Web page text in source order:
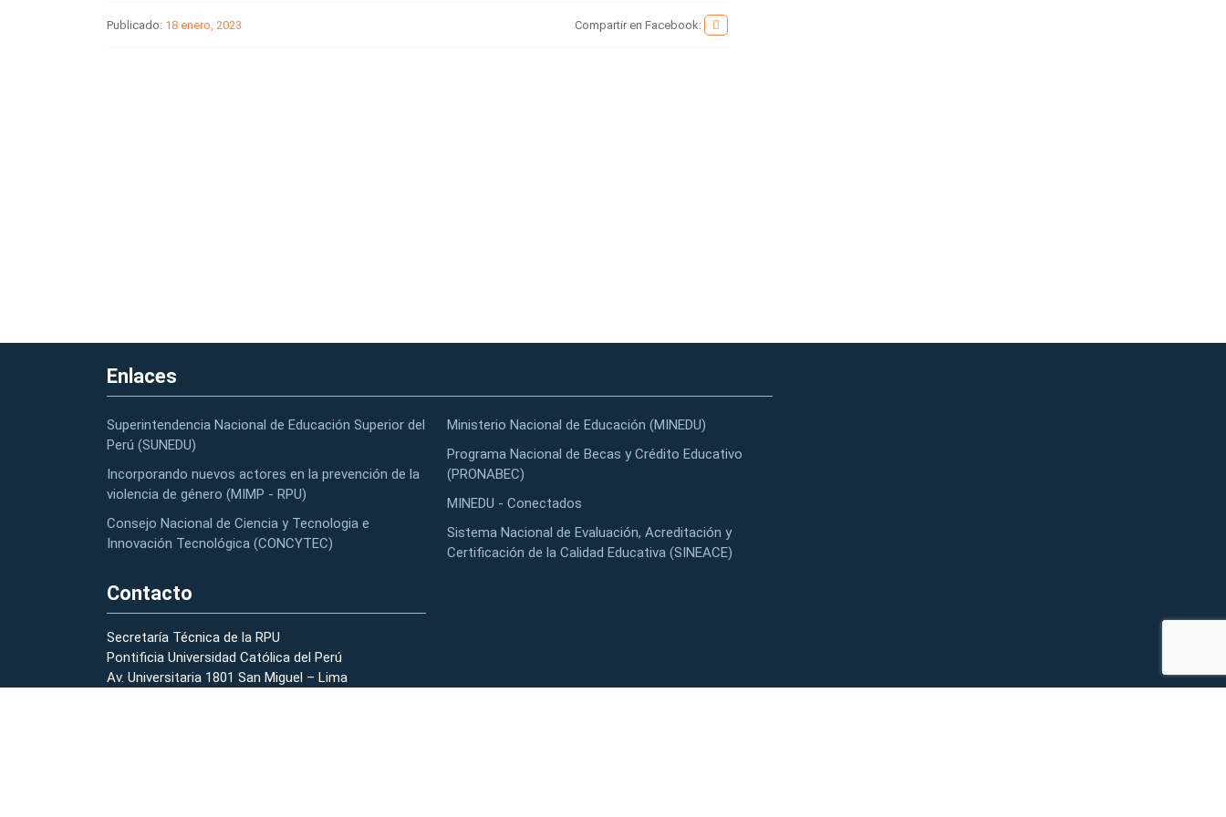
Publicado: 18 enero, 2023 Compartir en Facebook:
Enlaces
Superintendencia Nacional de Educación Superior del
Perú (SUNEDU)
Incorporando nuevos actores en la prevención de la
violencia de género (MIMP - RPU)
Consejo Nacional de Ciencia y Tecnologia e
Innovación Tecnológica (CONCYTEC)
Ministerio Nacional de Educación (MINEDU)
Programa Nacional de Becas y Crédito Educativo
(PRONABEC)
MINEDU - Conectados
Sistema Nacional de Evaluación, Acreditación y
Certificación de la Calidad Educativa (SINEACE)
Contacto
Secretaría Técnica de la RPU
Pontificia Universidad Católica del Perú
Av. Universitaria 1801 San Miguel – Lima